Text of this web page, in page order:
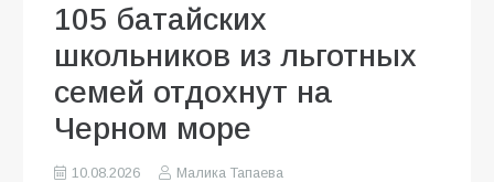
105 батайских
школьников из льготных
семей отдохнут на
Черном море
10.08.2026
Малика Тапаева